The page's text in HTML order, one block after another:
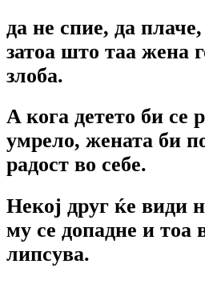
да не спие, да
затоа што таа жена
злоба.
A кога детето би се
умрело, жената би
радост во себе.
Некој друг ќе види
му се допадне и тоа
липсува.